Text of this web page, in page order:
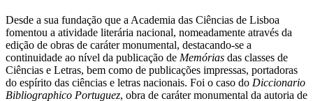
Desde a sua fundação que a Academia das Ciências de Lisboa
fomentou a atividade literária nacional, nomeadamente através da
edição de obras de caráter monumental, destacando-se a
continuidade ao nível da publicação de Memórias das classes de
Ciências e Letras, bem como de publicações impressas, portadoras
do espírito das ciências e letras nacionais. Foi o caso do Diccionario
Bibliographico Portuguez, obra de caráter monumental da autoria de